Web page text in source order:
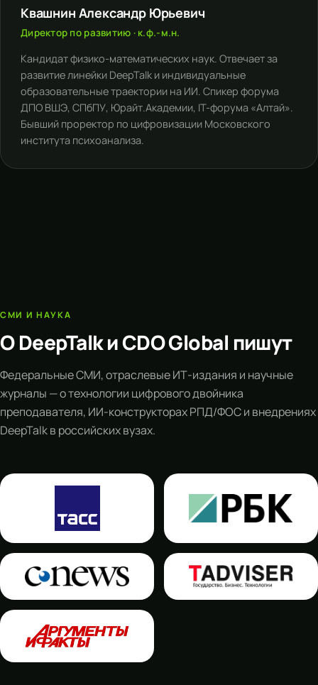
Квашнин Александр Юрьевич
Директор по развитию · к.ф.-м.н.
Кандидат физико-математических наук. Отвечает за
развитие линейки DeepTalk и индивидуальные
образовательные траектории на ИИ. Спикер форума
ДПО ВШЭ, СПбПУ, Юрайт.Академии, IT-форума «Алтай».
Бывший проректор по цифровизации Московского
института психоанализа.
СМИ И НАУКА
О DeepTalk и CDO Global пишут
Федеральные СМИ, отраслевые ИТ-издания и научные
журналы — о технологии цифрового двойника
преподавателя, ИИ-конструкторах РПД/ФОС и внедрениях
DeepTalk в российских вузах.